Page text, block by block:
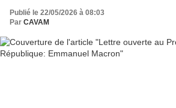
Publié le 22/05/2026 à 08:03
Par CAVAM